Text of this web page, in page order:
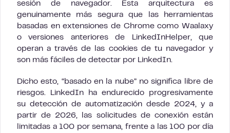
sesión de navegador. Esta arquitectura es
genuinamente más segura que las herramientas
basadas en extensiones de Chrome como Waalaxy
o versiones anteriores de LinkedInHelper, que
operan a través de las cookies de tu navegador y
son más fáciles de detectar por LinkedIn.
Dicho esto, “basado en la nube” no significa libre de
riesgos. LinkedIn ha endurecido progresivamente
su detección de automatización desde 2024, y a
partir de 2026, las solicitudes de conexión están
limitadas a 100 por semana, frente a las 100 por día